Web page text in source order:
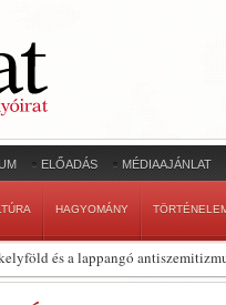
ELŐADÁS MÉDIAAJÁNLAT
HAGYOMÁNY
és a lappangó